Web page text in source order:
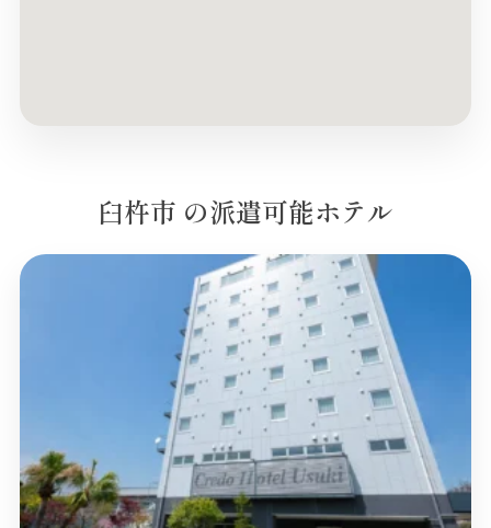
臼杵市 の派遣可能ホテル